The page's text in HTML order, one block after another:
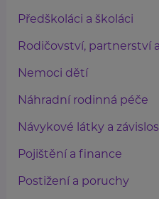
Předškoláci a školáci
Rodičovství, partnerství
Nemoci dětí
Náhradní rodinná péče
Návykové látky a
Pojištění a finance
Postižení a poruchy